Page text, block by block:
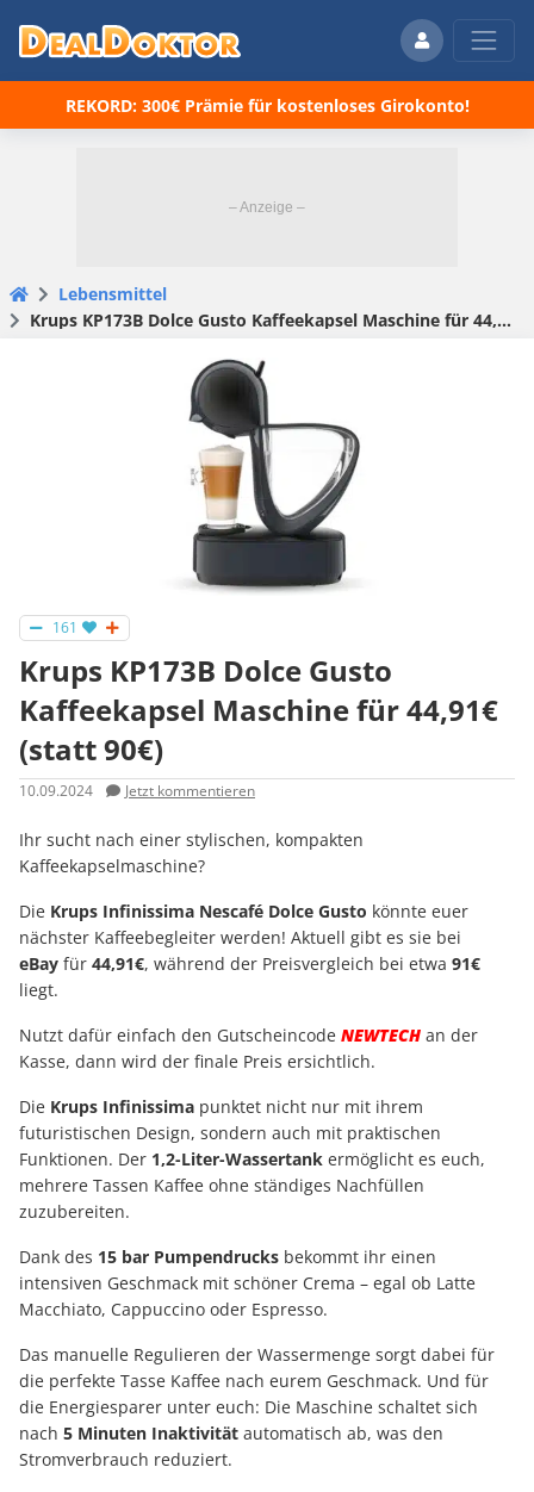
REKORD: 300€ Prämie für kostenloses Girokonto!
Lebensmittel
Krups KP173B Dolce Gusto Kaffeekapsel Maschine für 44,91€ (statt 90€)
161
Krups KP173B Dolce Gusto
Kaffeekapsel Maschine für 44,91€
(statt 90€)
10.09.2024 Jetzt kommentieren
Ihr sucht nach einer stylischen, kompakten
Kaffeekapselmaschine?
Die Krups Infinissima Nescafé Dolce Gusto könnte euer
nächster Kaffeebegleiter werden! Aktuell gibt es sie bei
eBay für 44,91€, während der Preisvergleich bei etwa 91€
liegt.
Nutzt dafür einfach den Gutscheincode NEWTECH an der
Kasse, dann wird der finale Preis ersichtlich.
Die Krups Infinissima punktet nicht nur mit ihrem
futuristischen Design, sondern auch mit praktischen
Funktionen. Der 1,2-Liter-Wassertank ermöglicht es euch,
mehrere Tassen Kaffee ohne ständiges Nachfüllen
zuzubereiten.
Dank des 15 bar Pumpendrucks bekommt ihr einen
intensiven Geschmack mit schöner Crema – egal ob Latte
Macchiato, Cappuccino oder Espresso.
Das manuelle Regulieren der Wassermenge sorgt dabei für
die perfekte Tasse Kaffee nach eurem Geschmack. Und für
die Energiesparer unter euch: Die Maschine schaltet sich
nach 5 Minuten Inaktivität automatisch ab, was den
Stromverbrauch reduziert.